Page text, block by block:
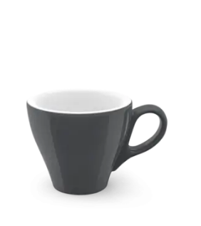
Grillmontage & Lieferung